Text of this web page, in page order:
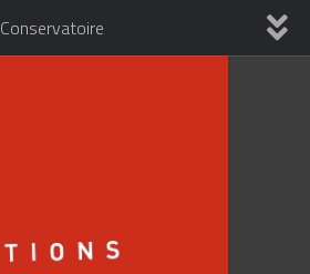
Conservatoire